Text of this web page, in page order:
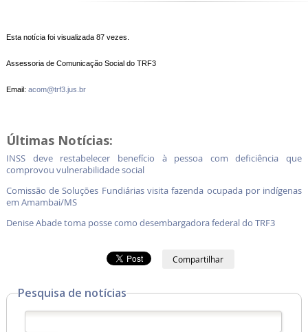
Esta notícia foi visualizada 87 vezes.
Assessoria de Comunicação Social do TRF3
Email: acom@trf3.jus.br
Últimas Notícias:
INSS deve restabelecer benefício à pessoa com deficiência que
comprovou vulnerabilidade social
Comissão de Soluções Fundiárias visita fazenda ocupada por indígenas
em Amambai/MS
Denise Abade toma posse como desembargadora federal do TRF3
Compartilhar
Pesquisa de notícias